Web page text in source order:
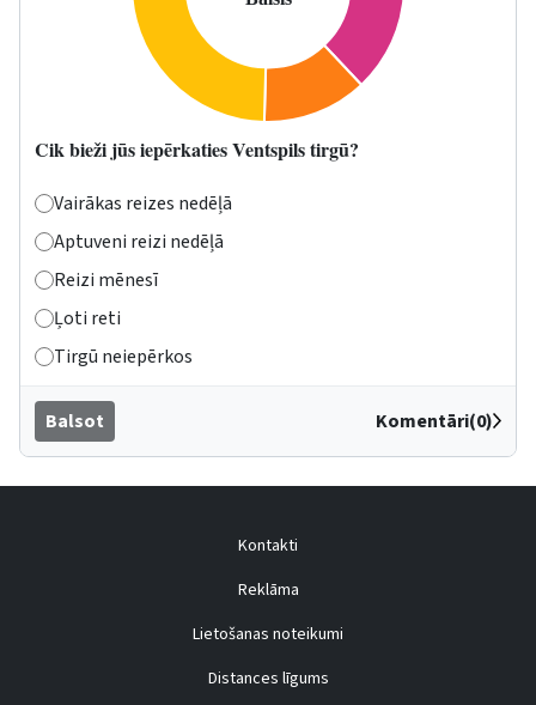
Cik bieži jūs iepērkaties Ventspils tirgū?
Vairākas reizes nedēļā
Aptuveni reizi nedēļā
Reizi mēnesī
Ļoti reti
Tirgū neiepērkos
Balsot Komentāri(0)
Kontakti
Reklāma
Lietošanas noteikumi
Distances līgums